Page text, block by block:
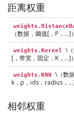
距离权重
（数据，阈值[，P，…]）
weights.Kernel
\
[，带宽，固定，K，…]）
weights.KNN
\（数
k，p，ids，radius，…]
相邻权重